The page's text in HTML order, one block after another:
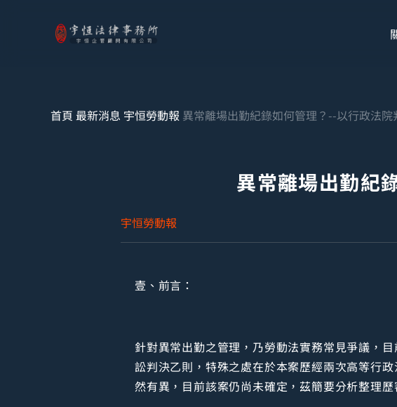
首頁 最新消息 宇恒勞動報 異常離場出勤紀錄如何管理？--以行政法院
異常離場出勤紀
宇恒勞動報
壹、前言：
針對異常出勤之管理，乃勞動法實務常見爭議，
訟判決乙則，特殊之處在於本案歷經兩次高等行
然有異，目前該案仍尚未確定，茲簡要分析整理